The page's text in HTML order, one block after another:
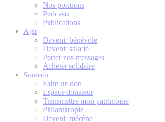
Nos positions
Podcasts
Publications
Agir
Devenir bénévole
Devenir salarié
Porter nos messages
Acheter solidaire
Soutenir
Faire un don
Espace donateur
Transmettre mon patrimoine
Philanthropie
Devenir mécène